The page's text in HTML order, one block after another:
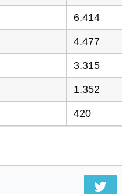
6.414
4.477
3.315
1.352
420